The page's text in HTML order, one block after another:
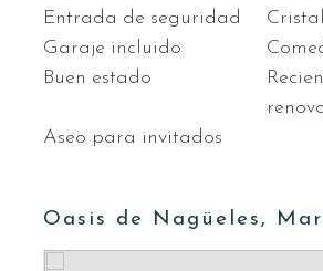
Entrada de seguridad
Garaje incluido
Buen estado
Aseo para invitados
Oasis de Nagüeles,